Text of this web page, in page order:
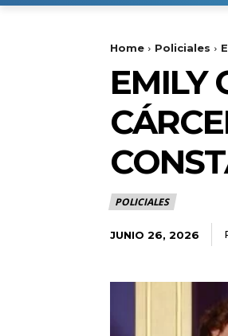
Home Policiales
EMILY
POLICIALES
JUNIO 26, 2026